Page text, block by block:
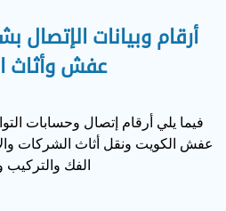
أرقام وبيانات الإتصال
عفش وأثاث
فيما يلي أرقام إتصال وحسابات
عفش الكويت ونقل أثاث الشركات
الفك والتركيب